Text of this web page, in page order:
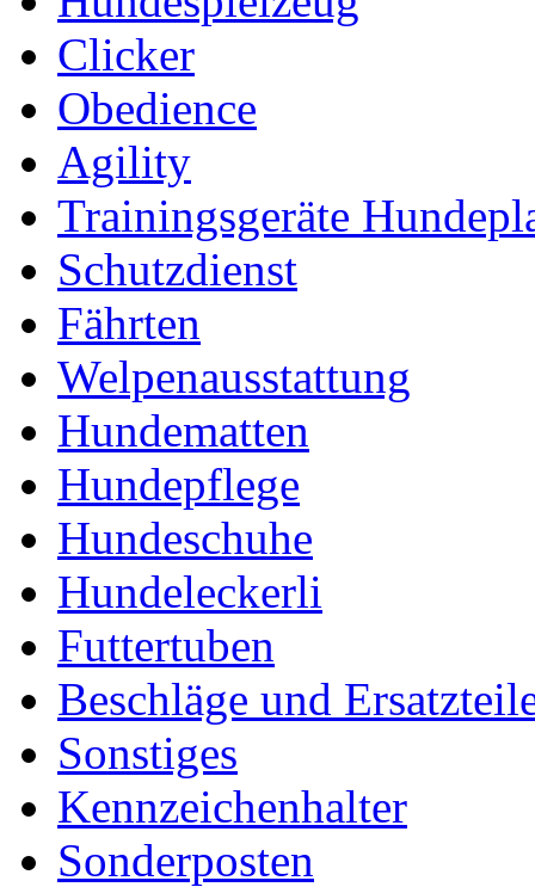
Clicker
Obedience
Agility
Trainingsgeräte
Schutzdienst
Fährten
Welpenausstattung
Hundematten
Hundepflege
Hundeschuhe
Hundeleckerli
Futtertuben
Beschläge und
Sonstiges
Kennzeichenhalter
Sonderposten